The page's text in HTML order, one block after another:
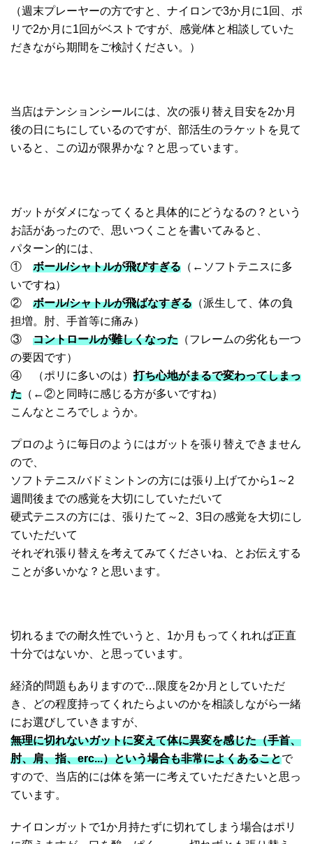
（週末プレーヤーの方ですと、ナイロンで3か月に1回、ポ
リで2か月に1回がベストですが、感覚/体と相談していた
だきながら期間をご検討ください。）
当店はテンションシールには、次の張り替え目安を2か月
後の日にちにしているのですが、部活生のラケットを見て
いると、この辺が限界かな？と思っています。
ガットがダメになってくると具体的にどうなるの？という
お話があったので、思いつくことを書いてみると、
パターン的には、
① ボール/シャトルが飛びすぎる （←ソフトテニスに多
いですね）
② ボール/シャトルが飛ばなすぎる （派生して、体の負
担増。肘、手首等に痛み）
③ コントロールが難しくなった （フレームの劣化も一つ
の要因です）
④ （ポリに多いのは）打ち心地がまるで変わってしまっ
た （←②と同時に感じる方が多いですね）
こんなところでしょうか。
プロのように毎日のようにはガットを張り替えできません
ので、
ソフトテニス/バドミントンの方には張り上げてから1～2
週間後までの感覚を大切にしていただいて
硬式テニスの方には、張りたて～2、3日の感覚を大切にし
ていただいて
それぞれ張り替えを考えてみてくださいね、とお伝えする
ことが多いかな？と思います。
切れるまでの耐久性でいうと、1か月もってくれれば正直
十分ではないか、と思っています。
経済的問題もありますので…限度を2か月としていただ
き、どの程度持ってくれたらよいのかを相談しながら一緒
にお選びしていきますが、
無理に切れないガットに変えて体に異変を感じた（手首、
肘、肩、指、erc...）という場合も非常によくあることで
すので、当店的には体を第一に考えていただきたいと思っ
ています。
ナイロンガットで1か月持たずに切れてしまう場合はポリ